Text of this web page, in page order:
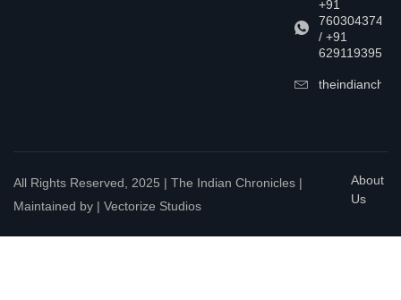
+91
7603043747
/ +91
6291193957
All Rights Reserved, 2025 | The Indian Chronicles |
Maintained by | Vectorize Studios
About
Us